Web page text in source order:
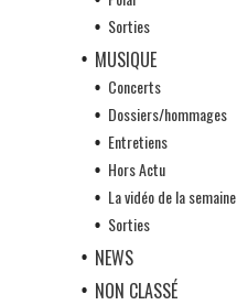
Sorties
MUSIQUE
Concerts
Dossiers/hommages
Entretiens
Hors Actu
La vidéo de la semaine
Sorties
NEWS
NON CLASSÉ